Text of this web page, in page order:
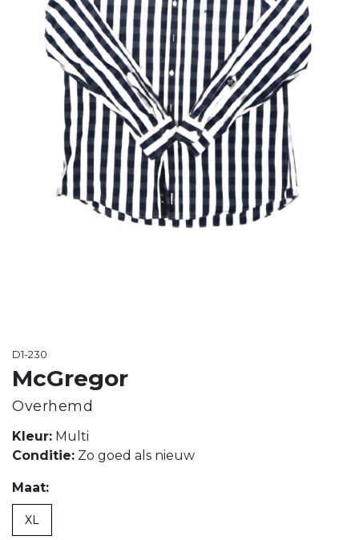
D1-230
McGregor
Overhemd
Kleur: Multi
Conditie: Zo goed als nieuw
Maat:
XL